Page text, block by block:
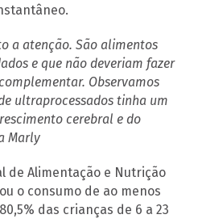
a atenção. São alimentos
e que não deveriam fazer
Observamos
ultraprocessados tinha um
cerebral e do
Marly
de Alimentação e Nutrição
o consumo de ao menos
das crianças de 6 a 23